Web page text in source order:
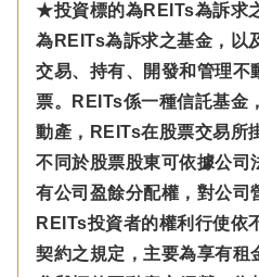
★投資標的為REITs為訴求
為REITs為訴求之基金，以
交易、持有、開發和管理不
票。REITs係一種信託基金
動產，REITs在股票交易所
不同於股票股東可依據公司
有公司盈餘分配權，對公司
REITs投資者的權利行使依
契約之規定，主要為享有租